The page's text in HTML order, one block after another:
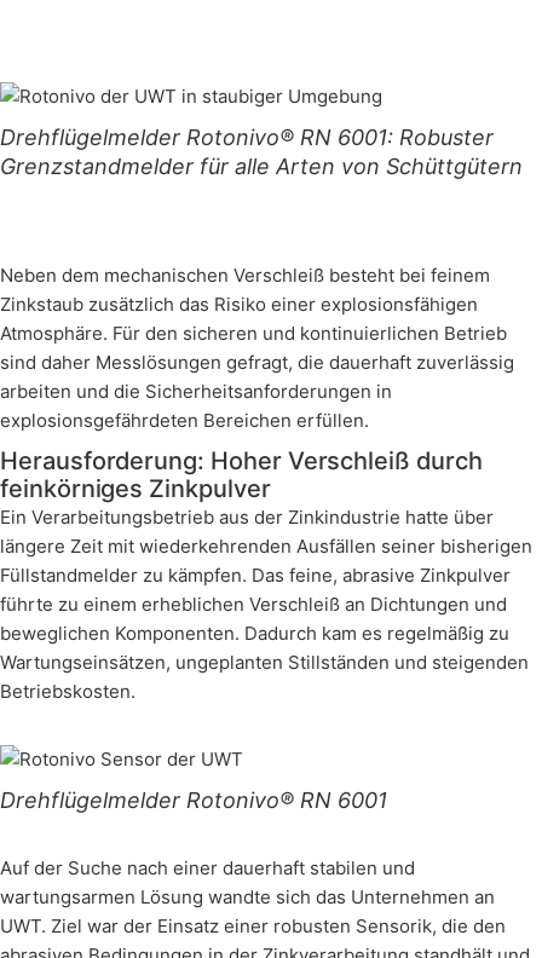
Drehflügelmelder Rotonivo® RN 6001: Robuster
Grenzstandmelder für alle Arten von Schüttgütern
Neben dem mechanischen Verschleiß besteht bei feinem
Zinkstaub zusätzlich das Risiko einer explosionsfähigen
Atmosphäre. Für den sicheren und kontinuierlichen Betrieb
sind daher Messlösungen gefragt, die dauerhaft zuverlässig
arbeiten und die Sicherheitsanforderungen in
explosionsgefährdeten Bereichen erfüllen.
Herausforderung: Hoher Verschleiß durch
feinkörniges Zinkpulver
Ein Verarbeitungsbetrieb aus der Zinkindustrie hatte über
längere Zeit mit wiederkehrenden Ausfällen seiner bisherigen
Füllstandmelder zu kämpfen. Das feine, abrasive Zinkpulver
führte zu einem erheblichen Verschleiß an Dichtungen und
beweglichen Komponenten. Dadurch kam es regelmäßig zu
Wartungseinsätzen, ungeplanten Stillständen und steigenden
Betriebskosten.
Drehflügelmelder Rotonivo® RN 6001
Auf der Suche nach einer dauerhaft stabilen und
wartungsarmen Lösung wandte sich das Unternehmen an
UWT. Ziel war der Einsatz einer robusten Sensorik, die den